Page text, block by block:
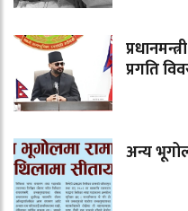
प्रगति
अन्य